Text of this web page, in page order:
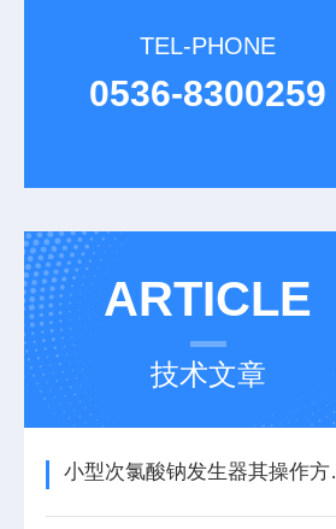
TEL-PHONE
0536-8300259
ARTICLE
技术文章
小型次